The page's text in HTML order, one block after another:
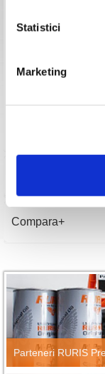
Statistici
Marketing
Număr cuţite
Diametru cuțite
Număr roți
Compara
Parteneri RURIS